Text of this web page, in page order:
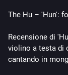
The Hu – 'Hun':
Recensione di
violino a testa di
cantando in